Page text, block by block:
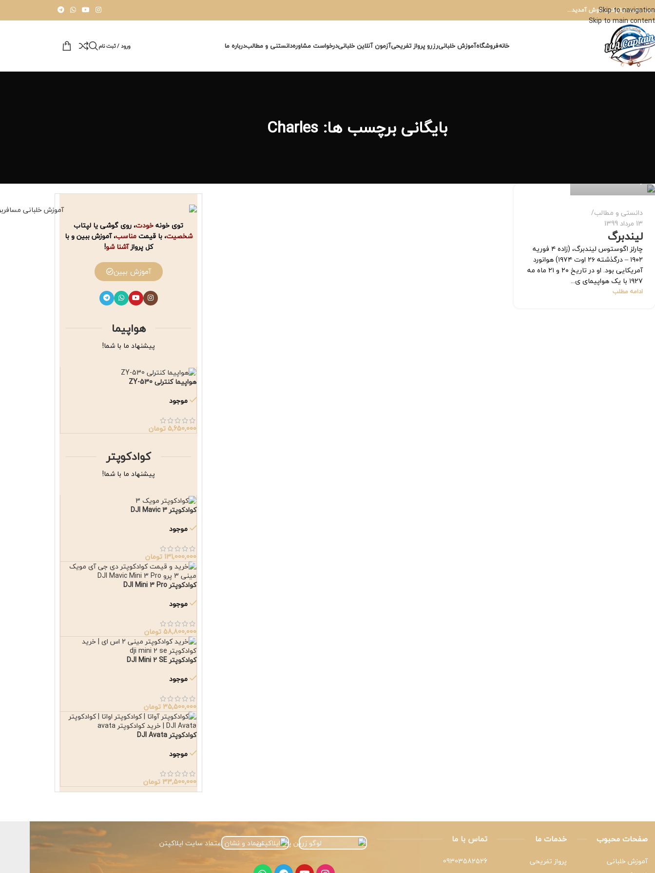
Skip to navigation
Skip to main content
وب سایت ایلاپکتن خوش آمدید...
خانهفروشگاهآموزش خلبانیرزرو پرواز تفریحیآزمون آنلاین خلبانیدرخواست مشاورهدانستنی و مطالبدرباره ما ورود / ثبت نام
بایگانی برچسب ها: Charles
دانستی و مطالب
13 مرداد 1399
لیندبرگ
چارلز اگوستوس لیندبرگ، (زاده ۴ فوریه
۱۹۰۲ – درگذشته ۲۶ اوت ۱۹۷۴) هوانورد
آمریکایی بود. او در تاریخ ۲۰ و ۲۱ ماه مه
۱۹۲۷ با یک هواپیمای ی...
ادامه مطلب
توی خونهخودت، روی گوشی یا لپتاب
شخصیت، با قیمتمناسب، آموزش ببین و با
کل پروازآشنا شو!
آموزش ببین
هواپیما
پیشنهاد ما با شما!
هواپیما کنترلی ZY-530
موجود
5,650,000 تومان
کوادکوپتر
پیشنهاد ما با شما!
کوادکوپتر DJI Mavic 3
موجود
131,000,000 تومان
کوادکوپتر DJI Mini 3 Pro
موجود
58,800,000 تومان
کوادکوپتر DJI Mini 2 SE
موجود
35,500,000 تومان
کوادکوپتر DJI Avata
موجود
33,500,000 تومان
صفحات محبوب
آموزش خلبانی
خدمات ما
پرواز تفریحی
تماس با ما
09303582526